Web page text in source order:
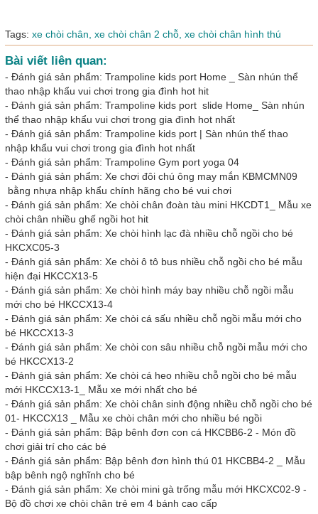
Tags: xe chòi chân, xe chòi chân 2 chỗ, xe chòi chân hình thú
Bài viết liên quan:
- Đánh giá sản phẩm: Trampoline kids port Home _ Sàn nhún thể
thao nhập khẩu vui chơi trong gia đình hot hit
- Đánh giá sản phẩm: Trampoline kids port slide Home_ Sàn nhún
thể thao nhập khẩu vui chơi trong gia đình hot nhất
- Đánh giá sản phẩm: Trampoline kids port | Sàn nhún thế thao
nhập khẩu vui chơi trong gia đình hot nhất
- Đánh giá sản phẩm: Trampoline Gym port yoga 04
- Đánh giá sản phẩm: Xe chơi đôi chú ông may mắn KBMCMN09
bằng nhựa nhập khẩu chính hãng cho bé vui chơi
- Đánh giá sản phẩm: Xe chòi chân đoàn tàu mini HKCDT1_ Mẫu xe
chòi chân nhiều ghế ngồi hot hit
- Đánh giá sản phẩm: Xe chòi hình lạc đà nhiều chỗ ngồi cho bé
HKCXC05-3
- Đánh giá sản phẩm: Xe chòi ô tô bus nhiều chỗ ngồi cho bé mẫu
hiện đại HKCCX13-5
- Đánh giá sản phẩm: Xe chòi hình máy bay nhiều chỗ ngồi mẫu
mới cho bé HKCCX13-4
- Đánh giá sản phẩm: Xe chòi cá sấu nhiều chỗ ngồi mẫu mới cho
bé HKCCX13-3
- Đánh giá sản phẩm: Xe chòi con sâu nhiều chỗ ngồi mẫu mới cho
bé HKCCX13-2
- Đánh giá sản phẩm: Xe chòi cá heo nhiều chỗ ngồi cho bé mẫu
mới HKCCX13-1_ Mẫu xe mới nhất cho bé
- Đánh giá sản phẩm: Xe chòi chân sinh động nhiều chỗ ngồi cho bé
01- HKCCX13 _ Mẫu xe chòi chân mới cho nhiều bé ngồi
- Đánh giá sản phẩm: Bập bênh đơn con cá HKCBB6-2 - Món đồ
chơi giải trí cho các bé
- Đánh giá sản phẩm: Bập bênh đơn hình thú 01 HKCBB4-2 _ Mẫu
bập bênh ngộ nghĩnh cho bé
- Đánh giá sản phẩm: Xe chòi mini gà trống mẫu mới HKCXC02-9 -
Bộ đồ chơi xe chòi chân trẻ em 4 bánh cao cấp